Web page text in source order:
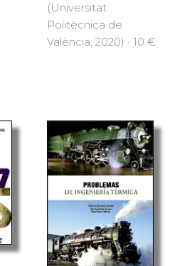
(Universitat
Politècnica de
València, 2020) · 10 €